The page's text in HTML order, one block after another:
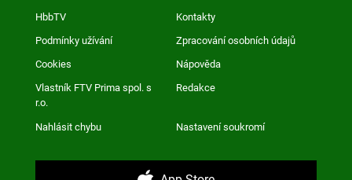
HbbTV Kontakty
Podmínky užívání Zpracování osobních údajů
Cookies Nápověda
Vlastník FTV Prima spol. s
r.o.
Redakce
Nahlásit chybu Nastavení soukromí